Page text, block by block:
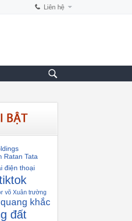
Liên hệ
Ratan Tata
điện thoại
võ Xuân trường
khắc
đất